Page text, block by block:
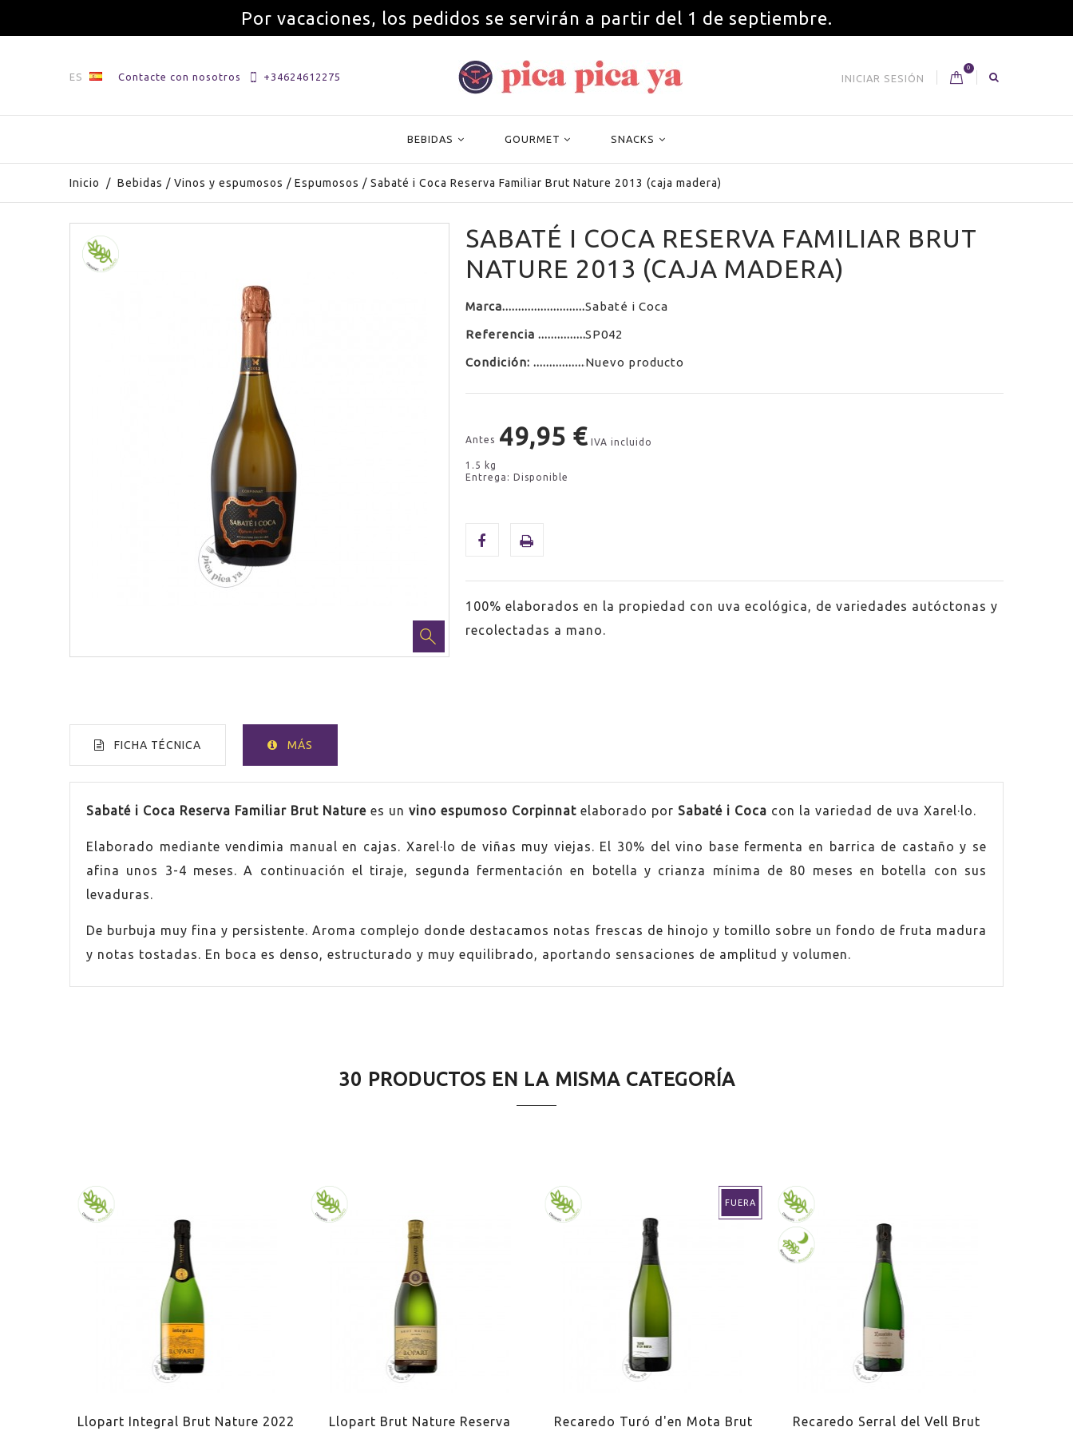
Por vacaciones, los pedidos se servirán a partir del 1 de septiembre.
ES Contacte con nosotros +34624612275
0
INICIAR SESIÓN
BEBIDAS GOURMET SNACKS
Inicio / Bebidas / Vinos y espumosos / Espumosos / Sabaté i Coca Reserva Familiar Brut Nature 2013 (caja madera)
SABATÉ I COCA RESERVA FAMILIAR BRUT
NATURE 2013 (CAJA MADERA)
Marca Sabaté i Coca
Referencia SP042
Condición: Nuevo producto
Antes 49,95 € IVA incluido
1.5 kg
Entrega: Disponible
100% elaborados en la propiedad con uva ecológica, de variedades autóctonas y
recolectadas a mano.
FICHA TÉCNICA MÁS
VOLUMEN 75cl
PAÍS España
PRODUCTO ECOLÓGICO
GRADUACIÓN 12,0%
NIVEL DE AZÚCAR Brut Nature
Arroces caldosos
Pescado blanco a la parrilla
Sabaté i Coca Reserva Familiar Brut Nature es un vino espumoso Corpinnat elaborado por Sabaté i Coca con la variedad de uva Xarel·lo.
Elaborado mediante vendimia manual en cajas. Xarel·lo de viñas muy viejas. El 30% del vino base fermenta en barrica de castaño y se
afina unos 3-4 meses. A continuación el tiraje, segunda fermentación en botella y crianza mínima de 80 meses en botella con sus
levaduras.
De burbuja muy fina y persistente. Aroma complejo donde destacamos notas frescas de hinojo y tomillo sobre un fondo de fruta madura
y notas tostadas. En boca es denso, estructurado y muy equilibrado, aportando sensaciones de amplitud y volumen.
30 PRODUCTOS EN LA MISMA CATEGORÍA
Llopart Integral Brut Nature 2022
Llopart Brut Nature Reserva
FUERA
Recaredo Turó d'en Mota Brut
Recaredo Serral del Vell Brut